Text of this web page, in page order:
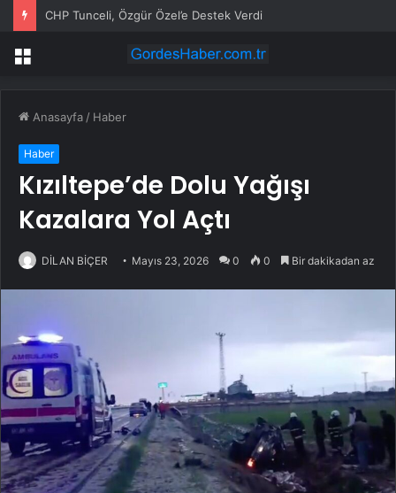
CHP Tunceli, Özgür Özel’e Destek Verdi
Menü
Anasayfa / Haber
Haber
Kızıltepe’de Dolu Yağışı
Kazalara Yol Açtı
DİLAN BİÇER Mayıs 23, 2026 0 0 Bir dakikadan az